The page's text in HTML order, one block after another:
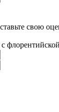
свою